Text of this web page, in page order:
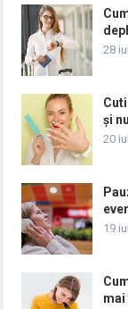
28
și
20
19
mai